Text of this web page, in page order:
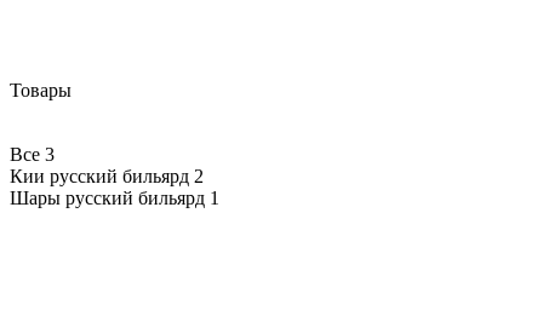
Товары
Все 3
Кии русский бильярд 2
Шары русский бильярд 1